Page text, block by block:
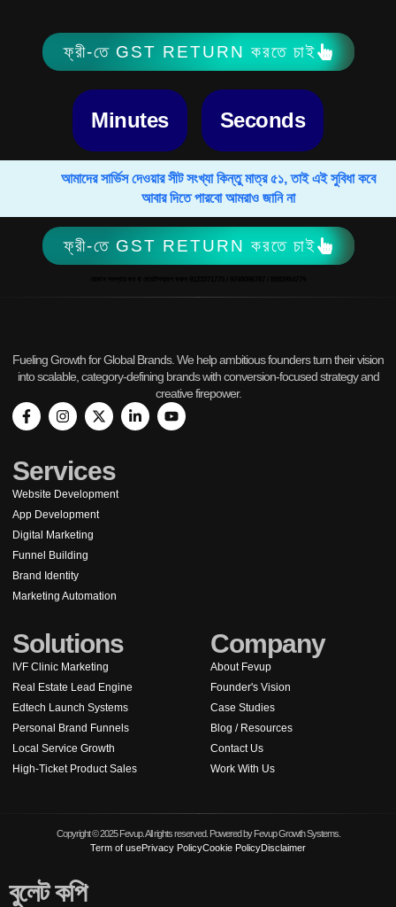
ফ্রী-তে GST RETURN করতে চাই
Minutes Seconds
আমাদের সার্ভিস দেওয়ার সীট সংখ্যা কিন্তু মাত্র ৫১, তাই এই সুবিধা কবে
আবার দিতে পারবো আমরাও জানি না
ফ্রী-তে GST RETURN করতে চাই
Fueling Growth for Global Brands. We help ambitious founders turn their vision
into scalable, category-defining brands with conversion-focused strategy and
creative firepower.
Services
Website Development
App Development
Digital Marketing
Funnel Building
Brand Identity
Marketing Automation
Solutions
IVF Clinic Marketing
Real Estate Lead Engine
Edtech Launch Systems
Personal Brand Funnels
Local Service Growth
High-Ticket Product Sales
Company
About Fevup
Founder's Vision
Case Studies
Blog / Resources
Contact Us
Work With Us
Copyright © 2025 Fevup. All rights reserved. Powered by Fevup Growth Systems.
Term of usePrivacy PolicyCookie PolicyDisclaimer
বুলেট কপি